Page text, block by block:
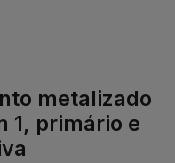
metalizado
1, primário e